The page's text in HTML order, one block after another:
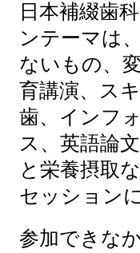
日本補綴歯
ンテーマは
ないもの、
育講演、ス
歯、インフ
ス、英語論
と栄養摂取
セッション
参加できな